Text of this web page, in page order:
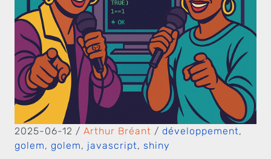
2025-06-12 / Arthur Bréant / développement,
golem, golem, javascript, shiny